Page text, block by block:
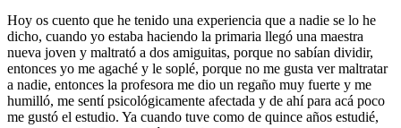
Hoy os cuento que he tenido una experiencia que a nadie se lo he
dicho, cuando yo estaba haciendo la primaria llegó una maestra
nueva joven y maltrató a dos amiguitas, porque no sabían dividir,
entonces yo me agaché y le soplé, porque no me gusta ver maltratar
a nadie, entonces la profesora me dio un regaño muy fuerte y me
humilló, me sentí psicológicamente afectada y de ahí para acá poco
me gustó el estudio. Ya cuando tuve como de quince años estudié,